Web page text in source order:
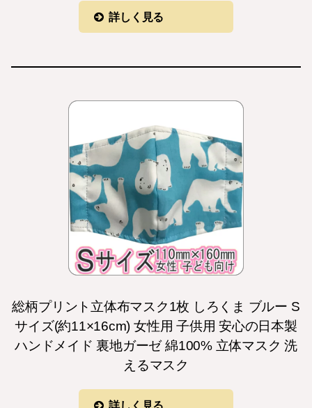
詳しく見る
総柄プリント立体布マスク1枚 しろくま ブルー S
サイズ(約11×16cm) 女性用 子供用 安心の日本製
ハンドメイド 裏地ガーゼ 綿100% 立体マスク 洗
えるマスク
詳しく見る